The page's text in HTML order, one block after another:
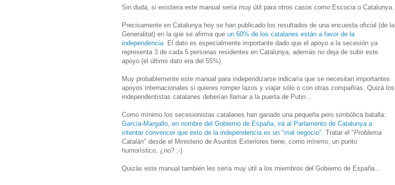
Sin duda, si existiera este manual sería muy útil para otros casos como Escocia o Catalunya.
Precisamente en Catalunya hoy se han publicado los resultados de una encuesta oficial (de la
Generalitat) en la que se afirma que un 60% de los catalanes están a favor de la
independencia . El dato es especialmente importante dado que el apoyo a la secesión ya
representa 3 de cada 5 personas residentes en Catalunya, además no deja de subir este
apoyo (el último dato era del 55%).
Muy probablemente este manual para independizarse indicaría que se necesitan importantes
apoyos internacionales si quieres romper lazos y viajar sólo o con otras compañías. Quizá los
independentistas catalanes deberían llamar a la puerta de Putin...
Como mínimo los secesionistas catalanes han ganado una pequeña pero simbólica batalla:
García-Margallo, en nombre del Gobierno de España, irá al Parlamento de Catalunya a
intentar convencer que esto de la independencia es un "mal negocio" . Tratar el "Problema
Catalán" desde el Ministerio de Asuntos Exteriores tiene, como mínimo, un punto
humorístico, ¿no? ;-)
Quizás este manual también les sería muy útil a los miembros del Gobierno de España...